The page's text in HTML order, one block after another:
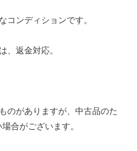
コンディションです。
、返金対応。
のがありますが、中古品のた
合がございます。